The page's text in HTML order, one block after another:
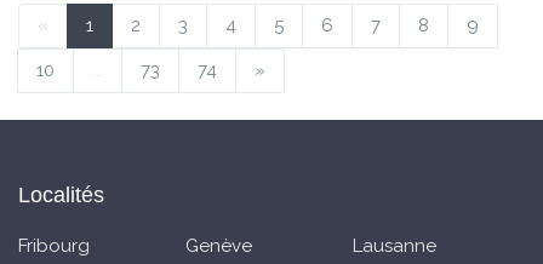
« 1 2 3 4 5 6 7 8 9
10 ... 73 74 »
Localités
Fribourg Genève
Lausanne